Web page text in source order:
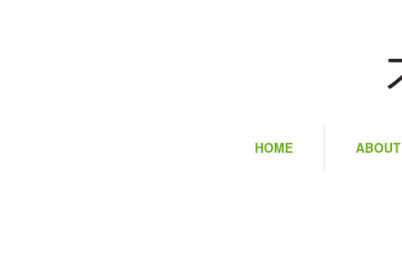
HOME ABOUT